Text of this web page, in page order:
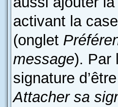
activant la
(onglet
message). Par
signature
Attacher sa